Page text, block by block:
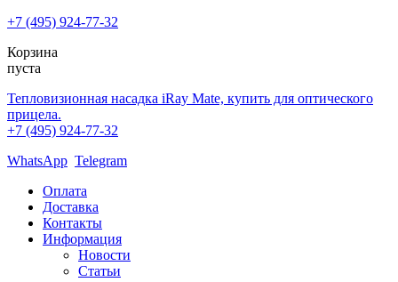
+7 (495) 924-77-32
Корзина
пуста
Тепловизионная насадка iRay Mate, купить для оптического
прицела.
+7 (495) 924-77-32
WhatsApp Telegram
Оплата
Доставка
Контакты
Информация
Новости
Статьи